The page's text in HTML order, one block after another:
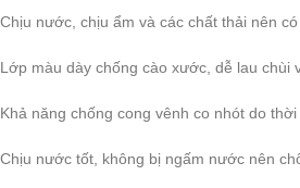
Chịu nước, chịu ẩm và các chất thải nên có
Lớp màu dày chống cào xước, dễ lau chùi
Khả năng chống cong vênh co nhót do
Chịu nước tốt, không bị ngấm nước nên